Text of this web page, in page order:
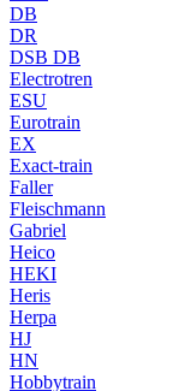
DB
DR
DSB DB
Electrotren
ESU
Eurotrain
EX
Exact-train
Faller
Fleischmann
Gabriel
Heico
HEKI
Heris
Herpa
HJ
HN
Hobbytrain